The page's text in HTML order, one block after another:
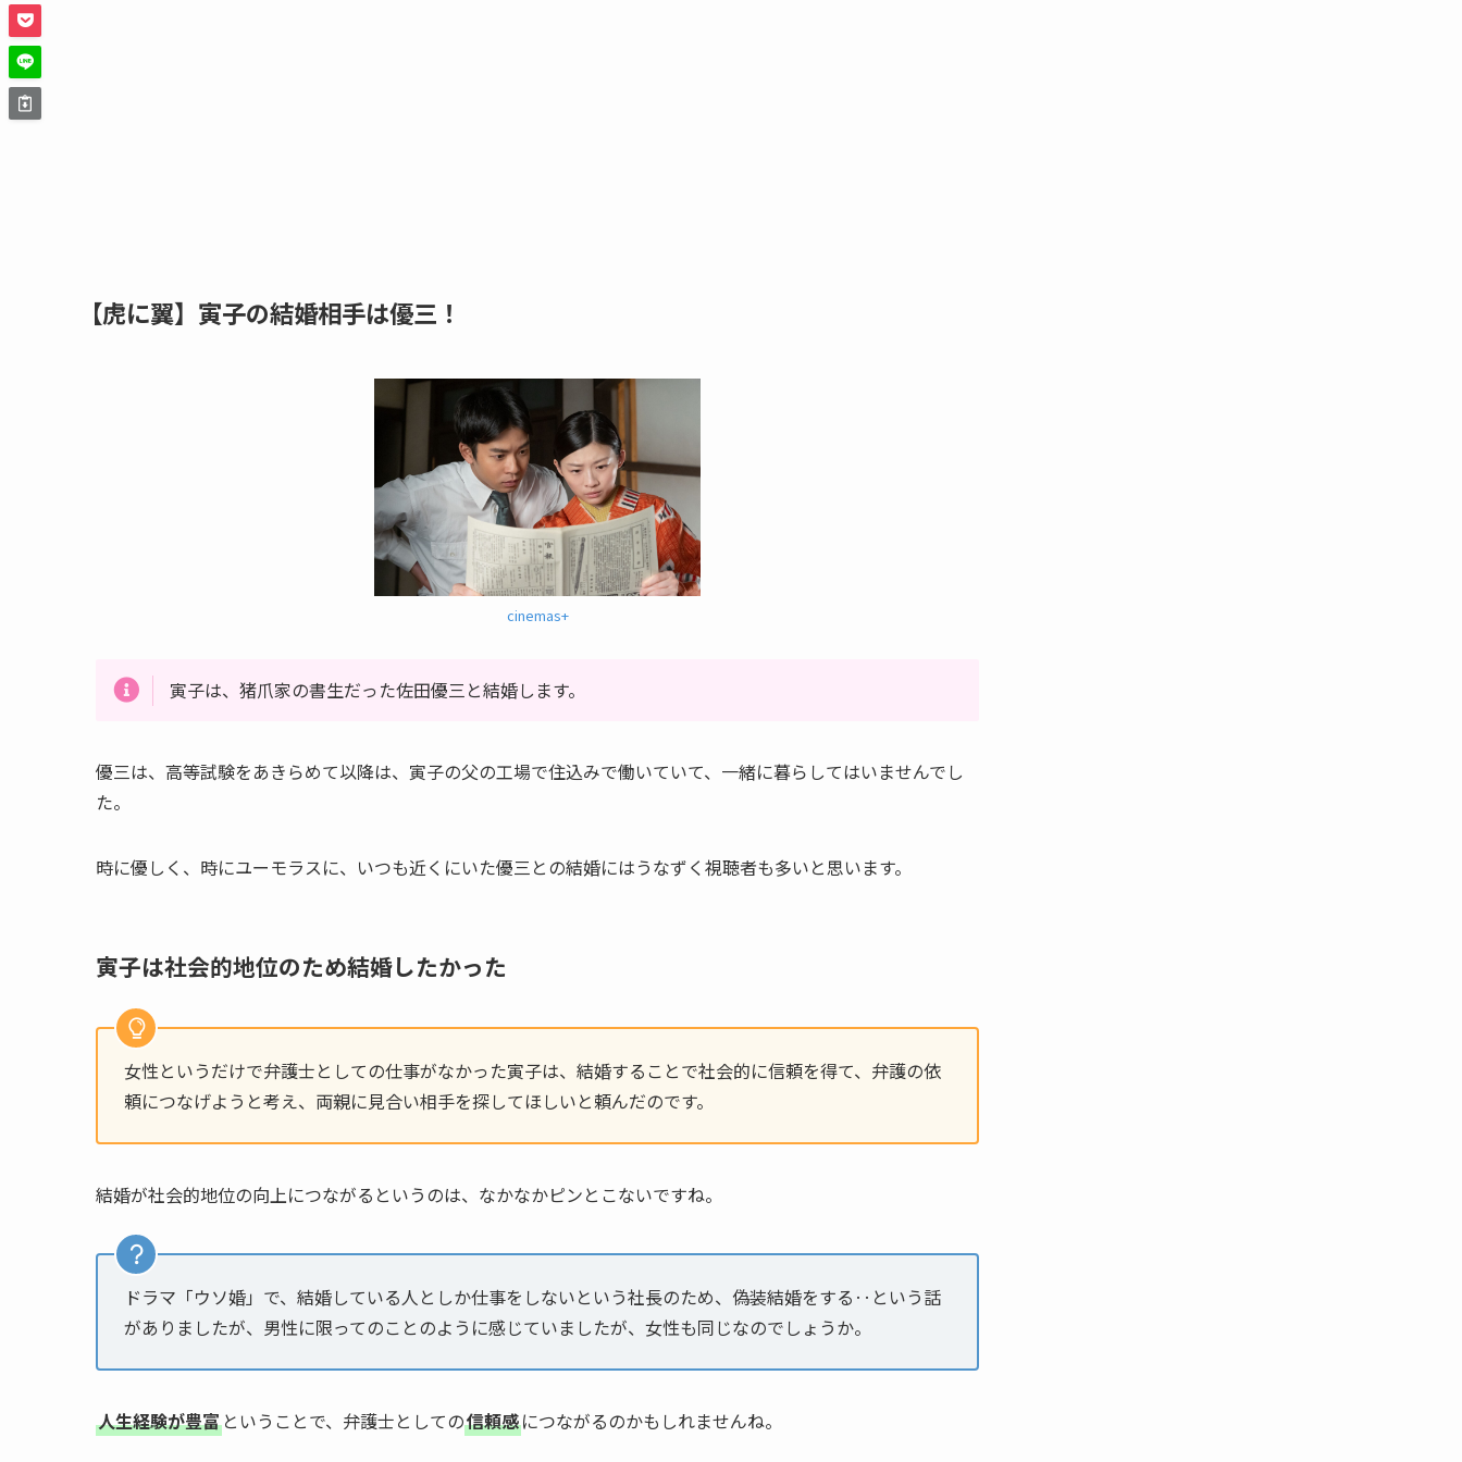
【虎に翼】寅子の結婚相手は優三！
cinemas+
寅子は、猪爪家の書生だった佐田優三と結婚します。
優三は、高等試験をあきらめて以降は、寅子の父の工場で住込みで働いていて、一緒に暮らしてはいませんでし
た。
時に優しく、時にユーモラスに、いつも近くにいた優三との結婚にはうなずく視聴者も多いと思います。
寅子は社会的地位のため結婚したかった
女性というだけで弁護士としての仕事がなかった寅子は、結婚することで社会的に信頼を得て、弁護の依
頼につなげようと考え、両親に見合い相手を探してほしいと頼んだのです。
結婚が社会的地位の向上につながるというのは、なかなかピンとこないですね。
ドラマ「ウソ婚」で、結婚している人としか仕事をしないという社長のため、偽装結婚をする‥という話
がありましたが、男性に限ってのことのように感じていましたが、女性も同じなのでしょうか。
人生経験が豊富 ということで、弁護士としての信頼感につながるのかもしれませんね。